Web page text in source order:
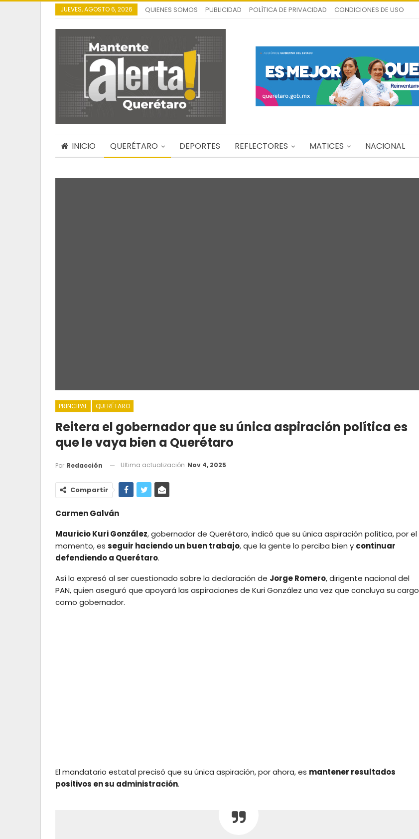
JUEVES, AGOSTO 6, 2026 QUIENES SOMOS PUBLICIDAD POLÍTICA DE PRIVACIDAD CONDICIONES DE USO
INICIO QUERÉTARO DEPORTES REFLECTORES MATICES NACIONAL
PRINCIPAL QUERÉTARO
Reitera el gobernador que su única aspiración política es
que le vaya bien a Querétaro
Por Redacción Ultima actualización Nov 4, 2025
Compartir
Carmen Galván
Mauricio Kuri González, gobernador de Querétaro, indicó que su única aspiración política, por el
momento, es seguir haciendo un buen trabajo, que la gente lo perciba bien y continuar
defendiendo a Querétaro.
Así lo expresó al ser cuestionado sobre la declaración de Jorge Romero, dirigente nacional del
PAN, quien aseguró que apoyará las aspiraciones de Kuri González una vez que concluya su cargo
como gobernador.
El mandatario estatal precisó que su única aspiración, por ahora, es mantener resultados
positivos en su administración.